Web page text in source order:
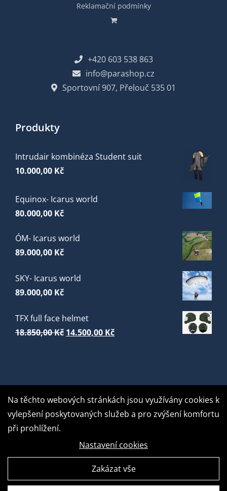
Reklamační podmínky
+420 603 538 863
info@parashop.cz
Sportovní 907, Přelouč 535 01
Produkty
Intrudair kombinéza Student suit
10.000,00 Kč
Equinox- Icarus world
80.000,00 Kč
ÓM- Icarus world
89.000,00 Kč
SKY- Icarus world
89.000,00 Kč
TFX full face helmet
18.850,00Kč Původní
14.500,00 KčAktuální
GDPR Ready
Na těchto webových stránkách jsou využívány cookies k
vylepšení poskytovaných služeb a pro zvýšení komfortu
při prohlížení.
Nastavení cookies
Zakázat vše